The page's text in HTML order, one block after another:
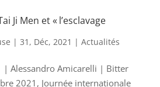
Ji Men et « l’esclavage
| 31, Déc, 2021 | Actualités
| Alessandro Amicarelli | Bitter
2021, Journée internationale